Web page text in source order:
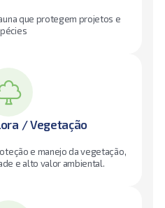
que protegem projetos e
/ Vegetação
e manejo da vegetação,
e alto valor ambiental.